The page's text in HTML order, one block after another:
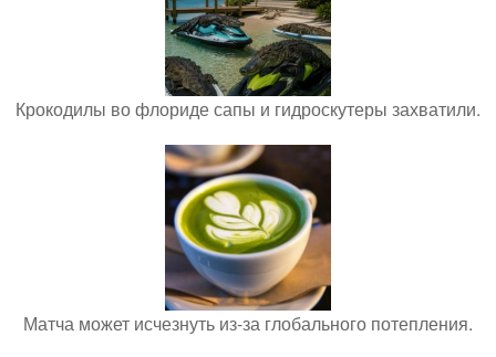
Крокодилы во флориде сапы и гидроскутеры захватили.
Матча может исчезнуть из-за глобального потепления.